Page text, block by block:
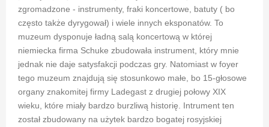
zgromadzone - instrumenty, fraki koncertowe, batuty ( bo
często także dyrygował) i wiele innych eksponatów. To
muzeum dysponuje ładną salą koncertową w której
niemiecka firma Schuke zbudowała instrument, który mnie
jednak nie daje satysfakcji podczas gry. Natomiast w foyer
tego muzeum znajdują się stosunkowo małe, bo 15-głosowe
organy znakomitej firmy Ladegast z drugiej połowy XIX
wieku, które miały bardzo burzliwą historię. Intrument ten
został zbudowany na użytek bardzo bogatej rosyjskiej